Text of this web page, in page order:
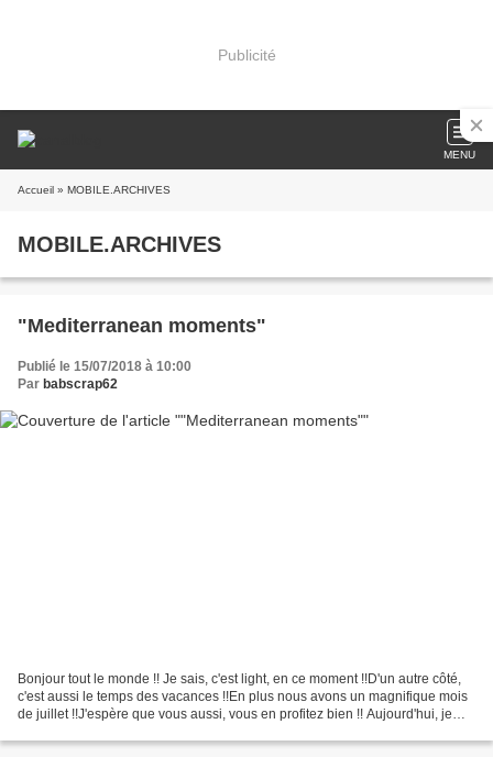
Publicité
MENU
Accueil » MOBILE.ARCHIVES
MOBILE.ARCHIVES
"Mediterranean moments"
Publié le 15/07/2018 à 10:00
Par babscrap62
Bonjour tout le monde !! Je sais, c'est light, en ce moment !!D'un autre côté,
c'est aussi le temps des vacances !!En plus nous avons un magnifique mois
de juillet !!J'espère que vous aussi, vous en profitez bien !! Aujourd'hui, je